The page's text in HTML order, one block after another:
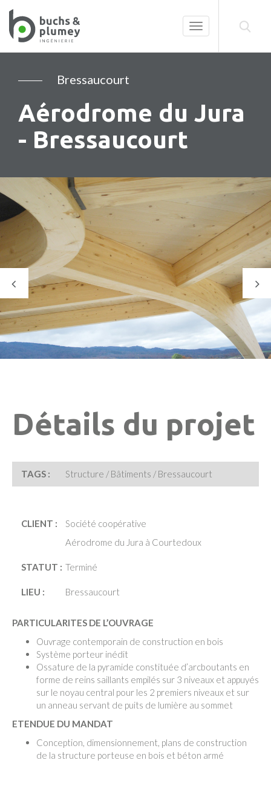
Toggle
navigation
Bressaucourt
Aérodrome du Jura
- Bressaucourt
Précédent
Détails du projet
TAGS : Structure / Bâtiments / Bressaucourt
CLIENT :
Société coopérative
Aérodrome du Jura à Courtedoux
STATUT : Terminé
LIEU : Bressaucourt
PARTICULARITES DE L’OUVRAGE
Ouvrage contemporain de construction en bois
Système porteur inédit
Ossature de la pyramide constituée d’arcboutants en
forme de reins saillants empilés sur 3 niveaux et appuyés
sur le noyau central pour les 2 premiers niveaux et sur
un anneau servant de puits de lumière au sommet
ETENDUE DU MANDAT
Conception, dimensionnement, plans de construction
de la structure porteuse en bois et béton armé